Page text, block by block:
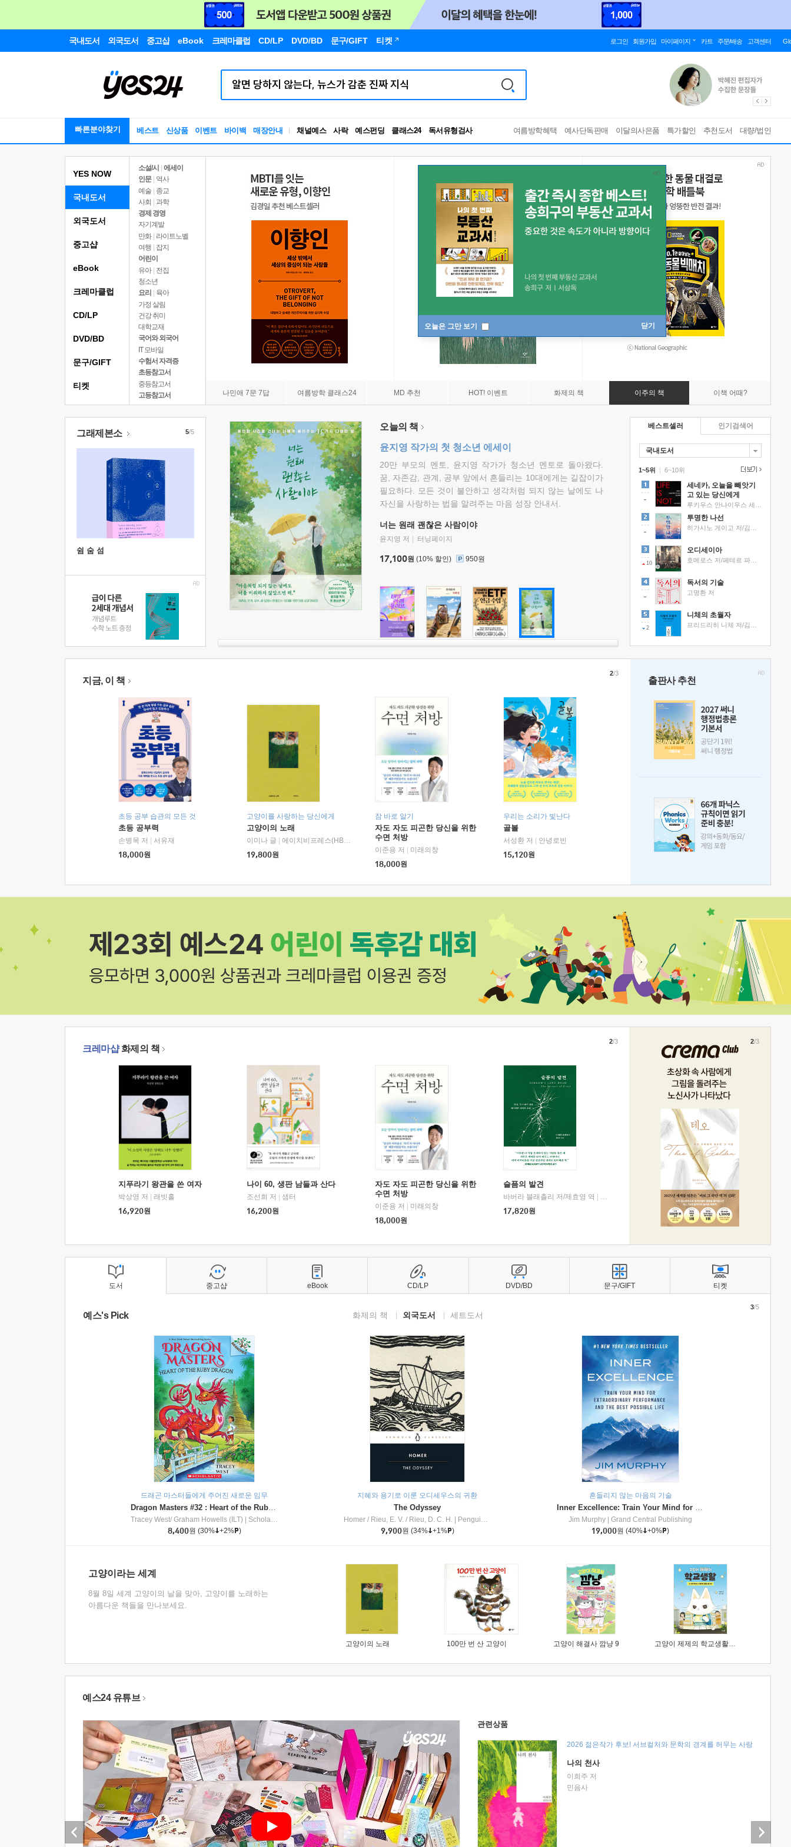
국내도서 외국도서 중고샵 eBook 크레마클럽 CD/LP DVD/BD 문구/GIFT 티켓 로그인 회원가입 마이페이지 카트 주문/배송 고객센터
빠른분야찾기 베스트 신상품 이벤트 바이백 매장안내 채널예스 사락 예스펀딩 클래스24
RBTI Lab
독서유형검사
여름방학혜택 예사단독판매 이달의사은품 특가할인 추천도서 대량/법인
오늘은 그만 보기 닫기
YES NOW
국내도서
소설/시
에세이
인문
역사
예술 | 종교
사회 | 과학
경제 경영
자기계발
만화 | 라이트노벨
여행
잡지
어린이
유아 | 전집
청소년
요리
육아
가정 살림
건강 취미
대학교재
국어와 외국어
IT 모바일
수험서 자격증
초등참고서
중등참고서
고등참고서
나민애 7문 7답 여름방학 클래스24 MD 추천 HOT! 이벤트 화제의 책 이주의 책 이책 어때?
외국도서
중고샵
eBook
크레마클럽
CD/LP
DVD/BD
문구/GIFT
티켓
그래제본소
쉼 숨 섬
5/5 오늘의 책
윤지영 작가의 첫 청소년 에세이
20만 부모의 멘토, 윤지영 작가가 청소년 멘토로 돌아왔다.
꿈, 자존감, 관계, 공부 앞에서 흔들리는 10대에게는 길잡이가
필요하다. 모든 것이 불안하고 생각처럼 되지 않는 날에도 나
자신을 사랑하는 법을 알려주는 마음 성장 안내서.
너는 원래 괜찮은 사람이야
윤지영 저 터닝페이지
17,100원 (10% 할인) 950원
베스트셀러
국내도서
1~5위 |
세네카, 오늘을 빼앗기
고 있는 당신에게
투명한 나선
10
오디세이아
독서의 기술
고명환 저
2
니체의 초월자
6~10위
인기검색어
지금, 이 책
초등 공부 습관의 모든 것
초등 공부력
손병목 저
서유재
18,000원
고양이를 사랑하는 당신에게
고양이의 노래
이미나 글
에이치비프레스(HBPRESS)
19,800원
잠 바로 알기
자도 자도 피곤한 당신을 위한
수면 처방
이준용 저
미래의창
18,000원
우리는 소리가 빛난다
골볼
서성환 저
안녕로빈
15,120원
2/3
출판사 추천
크레마샵화제의 책
지푸라기 왕관을 쓴 여자
박상영 저
래빗홀
16,920원
나이 60, 생판 남들과 산다
조선희 저
샘터
16,200원
자도 자도 피곤한 당신을 위한
수면 처방
이준용 저
미래의창
18,000원
슬픔의 발견
바버라 블래츨리 저/제효영 역
디플롯
17,820원
2/3 2/3
도서
예스's Pick 화제의 책 외국도서 세트도서
드래곤 마스터들에게 주어진 새로운 임무
Dragon Masters #32 : Heart of the Ruby Dragon (A Branches Book)
Tracey West/ Graham Howells (ILT)
Scholastic Inc
8,400원 (30% +2% )
지혜와 용기로 이룬 오디세우스의 귀환
The Odyssey
Homer / Rieu, E. V. / Rieu, D. C. H.
Penguin Group
9,900원 (34% +1% )
흔들리지 않는 마음의 기술
Inner Excellence: Train Your Mind for Extraordinary Performance and the Best Possible Life
Jim Murphy
Grand Central Publishing
19,000원 (40% +0% )
3/5
고양이라는 세계
8월 8일 세계 고양이의 날을 맞아, 고양이를 노래하는
아름다운 책들을 만나보세요.
고양이의 노래 100만 번 산 고양이 고양이 해결사 깜냥 9 고양이 제제의 학교생활 1 : 초등학생이 이렇게 힘들 줄이야
중고샵 eBook CD/LP DVD/BD 문구/GIFT 티켓
예스24 유튜브
관련상품
2026 젊은작가 후보! 서브컬처와 문학의 경계를 허무는 사랑
나의 천사
이희주 저
민음사